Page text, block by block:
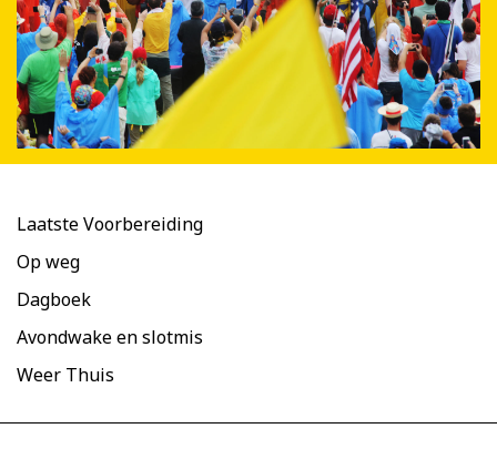
Laatste Voorbereiding
Op weg
Dagboek
Avondwake en slotmis
Weer Thuis